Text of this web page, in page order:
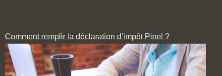
Comment remplir la déclaration d’impôt Pinel ?